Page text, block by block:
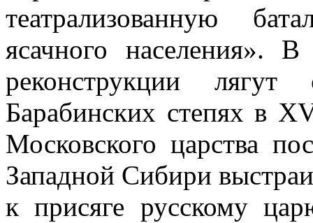
театрализованную
ясачного населения».
реконструкции
Барабинских степях в
Московского царства
Западной Сибири
к присяге русскому